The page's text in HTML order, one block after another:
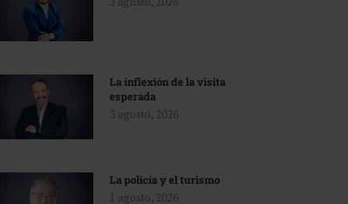
La inflexión de la visita
esperada
3 agosto, 2026
La policía y el turismo
1 agosto, 2026